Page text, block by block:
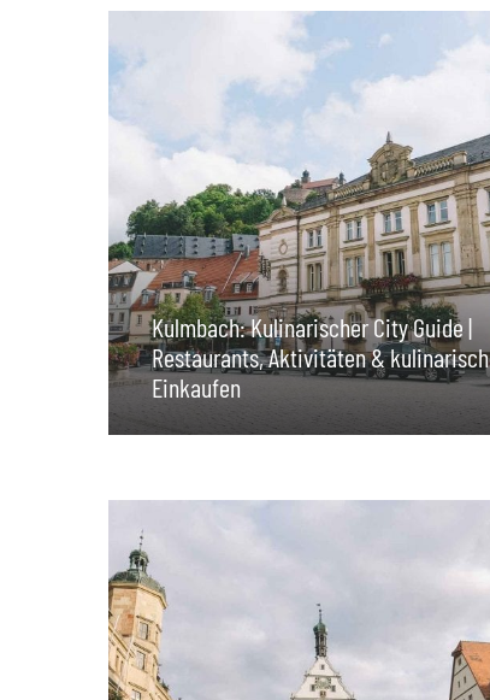
Kulmbach: Kulinarischer City Guide |
Restaurants, Aktivitäten & kulinarisch
Einkaufen